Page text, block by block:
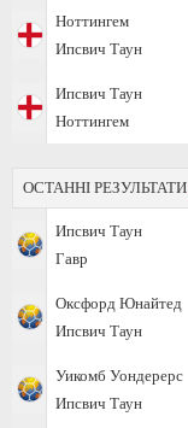
Ноттингем
Ипсвич Таун
Ипсвич Таун
Ноттингем
ОСТАННІ РЕЗУЛЬТАТИ
Ипсвич Таун
Гавр
Оксфорд Юнайтед
Ипсвич Таун
Уикомб Уондерерс
Ипсвич Таун